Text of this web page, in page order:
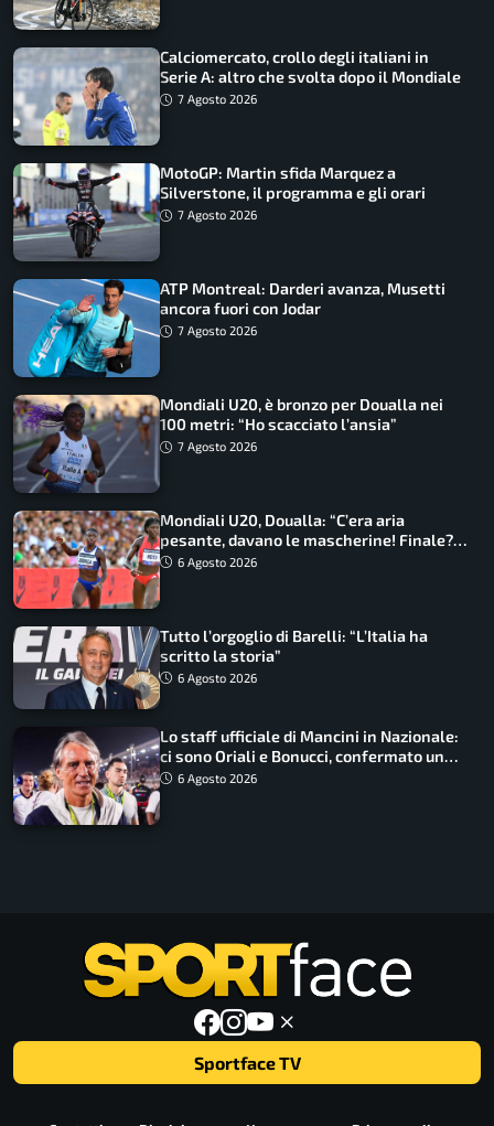
Calciomercato, crollo degli italiani in
Serie A: altro che svolta dopo il Mondiale
7 Agosto 2026
MotoGP: Martin sfida Marquez a
Silverstone, il programma e gli orari
7 Agosto 2026
ATP Montreal: Darderi avanza, Musetti
ancora fuori con Jodar
7 Agosto 2026
Mondiali U20, è bronzo per Doualla nei
100 metri: “Ho scacciato l’ansia”
7 Agosto 2026
Mondiali U20, Doualla: “C’era aria
pesante, davano le mascherine! Finale?
Non ho nulla da perdere”
6 Agosto 2026
Tutto l’orgoglio di Barelli: “L’Italia ha
scritto la storia”
6 Agosto 2026
Lo staff ufficiale di Mancini in Nazionale:
ci sono Oriali e Bonucci, confermato un
ritorno
6 Agosto 2026
Sportface TV